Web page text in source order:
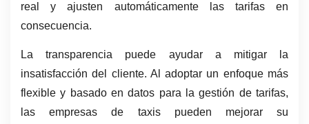
real y ajusten automáticamente las tarifas en
consecuencia.
La transparencia puede ayudar a mitigar la
insatisfacción del cliente. Al adoptar un enfoque más
flexible y basado en datos para la gestión de tarifas,
las empresas de taxis pueden mejorar su